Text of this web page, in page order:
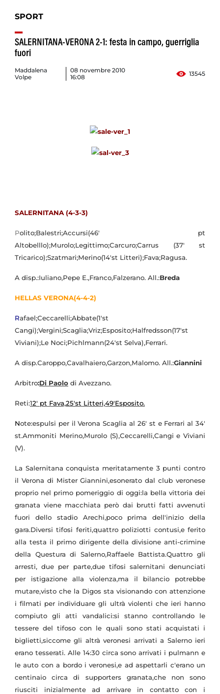
SPORT
SALERNITANA-VERONA 2-1: festa in campo, guerriglia
fuori
Maddalena
Volpe
08 novembre 2010
16:08
13545
SALERNITANA (4-3-3)
Polito;Balestri;Accursi(46' pt
Altobelllo);Murolo;Legittimo;Carcuro;Carrus (37' st
Tricarico);Szatmari;Merino(14'st Litteri);Fava;Ragusa.
A disp.:Iuliano,Pepe E.,Franco,Falzerano. All.:Breda
HELLAS VERONA(4-4-2)
Rafael;Ceccarelli;Abbate(1'st
Cangi);Vergini;Scaglia;Vriz;Esposito;Halfredsson(17'st
Viviani);Le Noci;Pichlmann(24'st Selva),Ferrari.
A disp.Caroppo,Cavalhaiero,Garzon,Malomo. All.:Giannini
Arbitro:Di Paolo di Avezzano.
Reti:12' pt Fava,25'st Litteri,49'Esposito.
Note:espulsi per il Verona Scaglia al 26' st e Ferrari al 34'
st.Ammoniti Merino,Murolo (S),Ceccarelli,Cangi e Viviani
(V).
La Salernitana conquista meritatamente 3 punti contro
il Verona di Mister Giannini,esonerato dal club veronese
proprio nel primo pomeriggio di oggi:la bella vittoria dei
granata viene macchiata però dai brutti fatti avvenuti
fuori dello stadio Arechi,poco prima dell'inizio della
gara.Diversi tifosi feriti,quattro poliziotti contusi,e ferito
alla testa il primo dirigente della divisione anti-crimine
della Questura di Salerno,Raffaele Battista.Quattro gli
arresti, due per parte,due tifosi salernitani denunciati
per istigazione alla violenza,ma il bilancio potrebbe
mutare,visto che la Digos sta visionando con attenzione
i filmati per individuare gli ultrà violenti che ieri hanno
compiuto gli atti vandalici:si stanno controllando le
tessere del tifoso con le quali sono stati acquistati i
biglietti,siccome gli altrà veronesi arrivati a Salerno ieri
erano tesserati. Alle 14:30 circa sono arrivati i pulmann e
le auto con a bordo i veronesi,e ad aspettarli c'erano un
centinaio circa di supporters granata,che non sono
riusciti inizialmente ad arrivare in contatto con i